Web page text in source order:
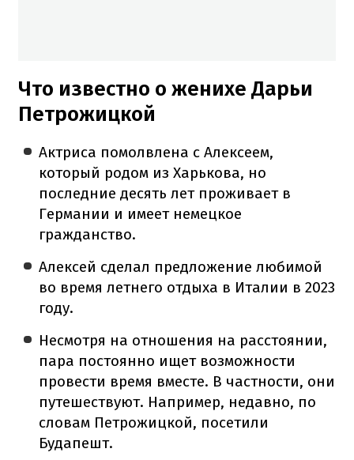
Что известно о женихе Дарьи
Петрожицкой
Актриса помолвлена с Алексеем,
который родом из Харькова, но
последние десять лет проживает в
Германии и имеет немецкое
гражданство.
Алексей сделал предложение любимой
во время летнего отдыха в Италии в 2023
году.
Несмотря на отношения на расстоянии,
пара постоянно ищет возможности
провести время вместе. В частности, они
путешествуют. Например, недавно, по
словам Петрожицкой, посетили
Будапешт.